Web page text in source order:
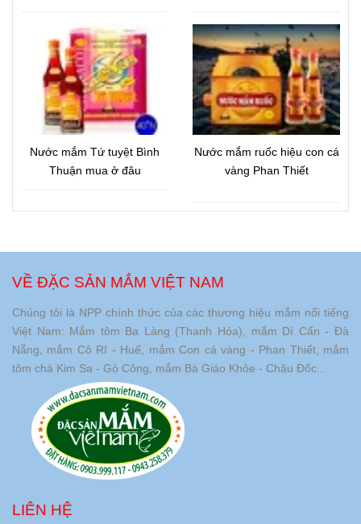
Nước mắm Tứ tuyệt Bình
Thuận mua ở đâu
Nước mắm ruốc hiệu con cá
vàng Phan Thiết
VỀ ĐẶC SẢN MẮM VIỆT NAM
Chúng tôi là NPP chính thức của các thương hiệu mắm nổi tiếng
Việt Nam: Mắm tôm Ba Làng (Thanh Hóa), mắm Dì Cẩn - Đà
Nẵng, mắm Cô RI - Huế, mắm Con cá vàng - Phan Thiết, mắm
tôm chà Kim Sa - Gò Công, mắm Bà Giáo Khỏe - Châu Đốc...
LIÊN HỆ